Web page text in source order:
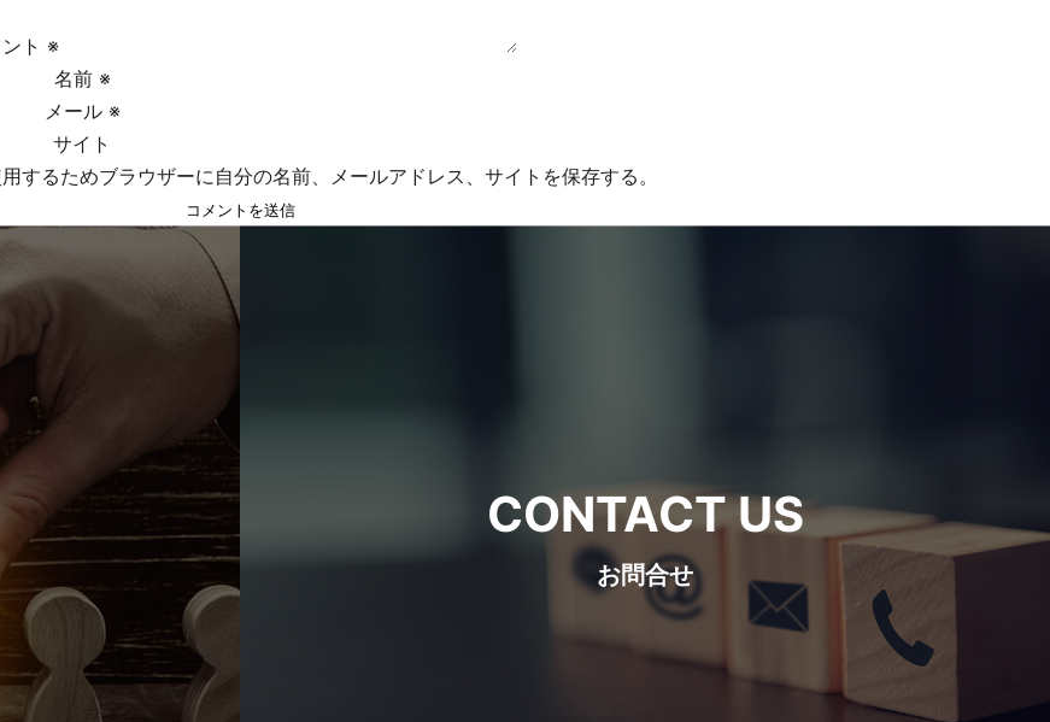
ト ※
名前 ※
メール ※
サイト
するためブラウザーに自分の名前、メールアドレス、サイトを保存する。
CONTACT US
お問合せ